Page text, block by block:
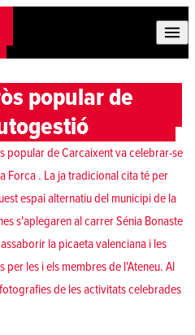
popular de
popular de Carcaixent va celebrar-se
Forca . La ja tradicional cita té per
espai alternatiu del municipi de la
s'aplegaren al carrer Sénia Bonaste
la picaeta valenciana i les
les i els membres de l'Ateneu. Al
de les activitats celebrades